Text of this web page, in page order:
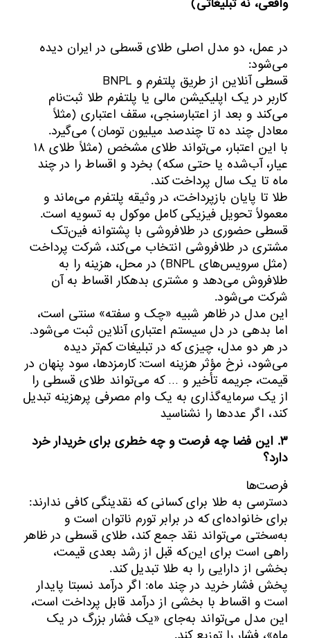
واقعی، نه تبلیغاتی)
در عمل، دو مدل اصلی طلای قسطی در ایران دیده
می‌شود:
قسطی آنلاین از طریق پلتفرم و BNPL
کاربر در یک اپلیکیشن مالی یا پلتفرم طلا ثبت‌نام
می‌کند و بعد از اعتبارسنجی، سقف اعتباری (مثلاً
معادل چند ده تا چندصد میلیون تومان) می‌گیرد.
با این اعتبار، می‌تواند طلای مشخص (مثلاً طلای ۱۸
عیار، آب‌شده یا حتی سکه) بخرد و اقساط را در چند
ماه تا یک سال پرداخت کند.
طلا تا پایان بازپرداخت، در وثیقه پلتفرم می‌ماند و
معمولاً تحویل فیزیکی کامل موکول به تسویه است.
قسطی حضوری در طلافروشی با پشتوانه فین‌تک
مشتری در طلافروشی انتخاب می‌کند، شرکت پرداخت
(مثل سرویس‌های BNPL) در محل، هزینه را به
طلافروش می‌دهد و مشتری بدهکار اقساط به آن
شرکت می‌شود.
این مدل در ظاهر شبیه «چک و سفته» سنتی است،
اما بدهی در دل سیستم اعتباری آنلاین ثبت می‌شود.
در هر دو مدل، چیزی که در تبلیغات کم‌تر دیده
می‌شود، نرخ مؤثر هزینه است: کارمزدها، سود پنهان در
قیمت، جریمه تأخیر و … که می‌تواند طلای قسطی را
از یک سرمایه‌گذاری به یک وام مصرفی پرهزینه تبدیل
کند، اگر عددها را نشناسید
۳. این فضا چه فرصت و چه خطری برای خریدار خرد
دارد؟
فرصت‌ها
دسترسی به طلا برای کسانی که نقدینگی کافی ندارند:
برای خانواده‌ای که در برابر تورم ناتوان است و
به‌سختی می‌تواند نقد جمع کند، طلای قسطی در ظاهر
راهی است برای این‌که قبل از رشد بعدی قیمت،
بخشی از دارایی را به طلا تبدیل کند.
پخش فشار خرید در چند ماه: اگر درآمد نسبتا پایدار
است و اقساط با بخشی از درآمد قابل پرداخت است،
این مدل می‌تواند به‌جای «یک فشار بزرگ در یک